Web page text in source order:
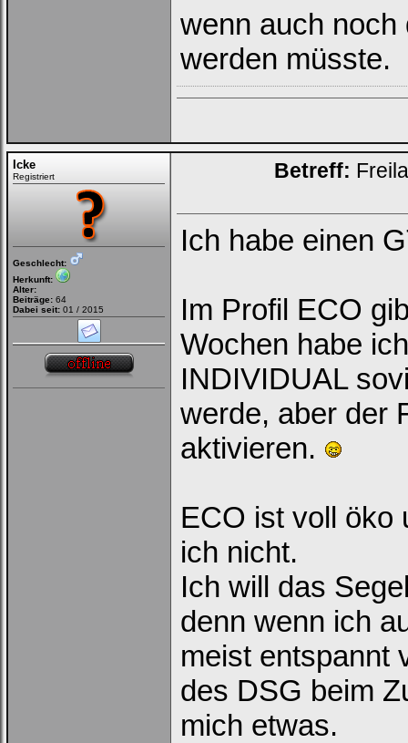
wenn auch noch
werden müsste.
Icke
Registriert
Geschlecht:
Herkunft:
Alter:
Beiträge: 64
Dabei seit: 01 / 2015
Betreff:
Ich habe einen
Im Profil ECO
Wochen habe
INDIVIDUAL
werde, aber der
aktivieren.
ECO ist voll öko
ich nicht.
Ich will das
denn wenn ich
meist entspannt
des DSG beim
mich etwas.